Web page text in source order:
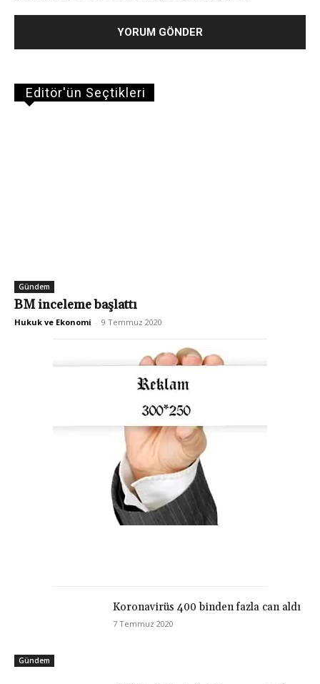
Editör'ün Seçtikleri
Gündem
BM inceleme başlattı
Hukuk ve Ekonomi - 9 Temmuz 2020
Gündem
Koronavirüs 400 binden fazla can aldı
7 Temmuz 2020